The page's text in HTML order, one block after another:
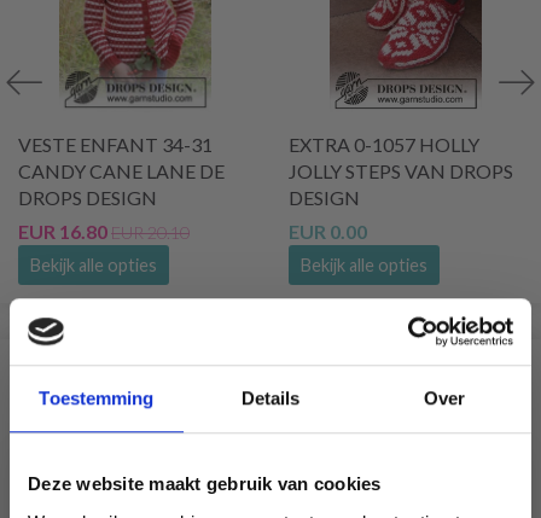
Toestemming Details Over
Deze website maakt gebruik van cookies
VESTE ENFANT 34-31
CANDY CANE LANE DE
DROPS DESIGN
EUR 16.80EUR 20.10
Bekijk alle opties
EXTRA 0-1057 HOLLY
JOLLY STEPS VAN DROPS
DESIGN
EUR 0.00
Bekijk alle opties